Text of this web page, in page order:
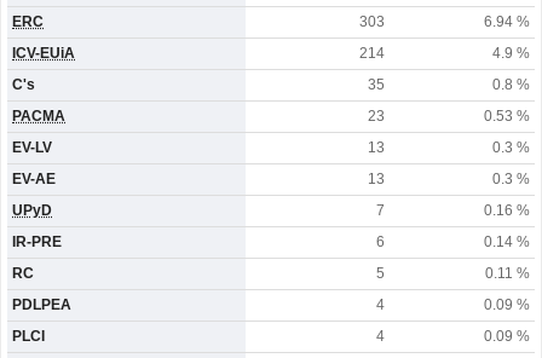
ERC
303
6.94 %
ICV-EUiA
214
4.9 %
C's
35
0.8 %
PACMA
23
0.53 %
EV-LV
13
0.3 %
EV-AE
13
0.3 %
UPyD
7
0.16 %
IR-PRE
6
0.14 %
RC
5
0.11 %
PDLPEA
4
0.09 %
PLCI
4
0.09 %